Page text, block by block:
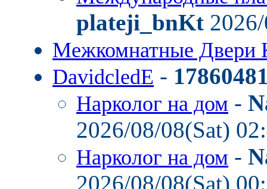
plateji_bnKt
Межкомнатные Двери
DavidcledE -
Нарколог на дом -
2026/08/08(Sat)
Нарколог на дом -
2026/08/08(Sat)